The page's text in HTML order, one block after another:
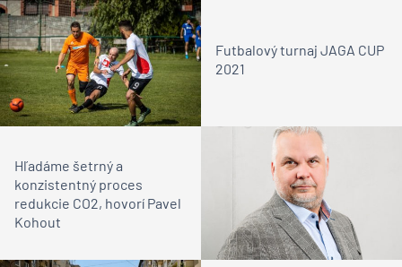
Futbalový turnaj JAGA CUP
2021
Hľadáme šetrný a
konzistentný proces
redukcie CO2, hovorí Pavel
Kohout